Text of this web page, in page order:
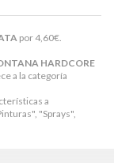
por4,60€.
HARDCORE
a la categoría
a
"Sprays",